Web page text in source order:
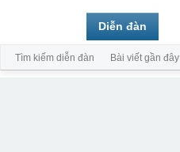
Diễn đàn
Tìm kiếm diễn đàn Bài viết gần đây